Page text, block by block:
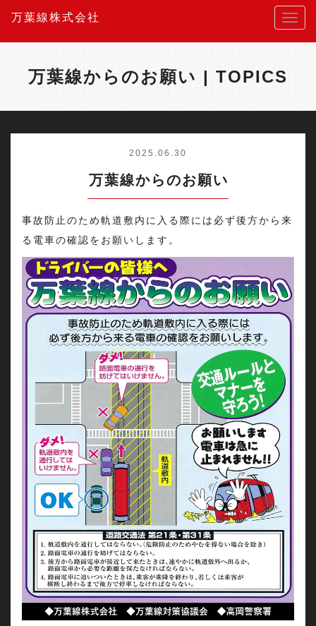
万葉線株式会社
万葉線からのお願い | TOPICS
2025.06.30
万葉線からのお願い
事故防止のため軌道敷内に入る際には必ず後方から来
る電車の確認をお願いします。